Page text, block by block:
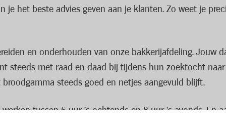
je het beste advies geven aan je klanten. Zo weet je
en onderhouden van onze bakkerijafdeling. Jouw
steeds met raad en daad bij tijdens hun zoektocht
steeds goed en netjes aangevuld blijft.
tussen 6 uur 's ochtends en 8 uur 's avonds. En